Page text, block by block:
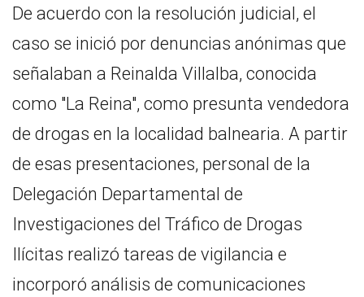
De acuerdo con la resolución judicial, el
caso se inició por denuncias anónimas que
señalaban a Reinalda Villalba, conocida
como "La Reina", como presunta vendedora
de drogas en la localidad balnearia. A partir
de esas presentaciones, personal de la
Delegación Departamental de
Investigaciones del Tráfico de Drogas
Ilícitas realizó tareas de vigilancia e
incorporó análisis de comunicaciones